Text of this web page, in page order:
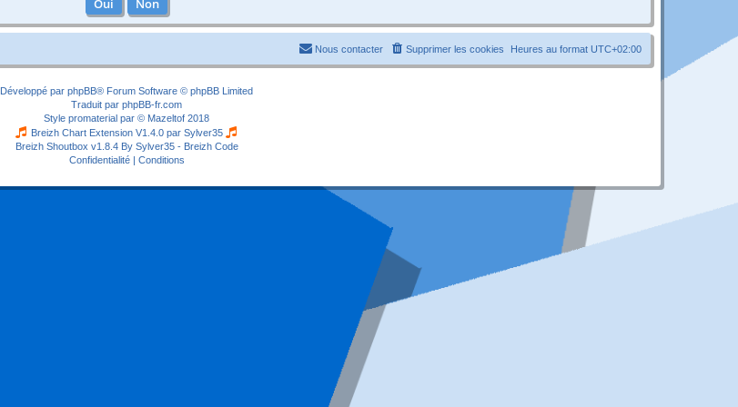
Heures au format UTC+02:00
Supprimer les cookies
Nous contacter
Développé par phpBB® Forum Software © phpBB Limited
Traduit par phpBB-fr.com
Style promaterial par © Mazeltof 2018
Breizh Chart Extension V1.4.0 par Sylver35
Breizh Shoutbox v1.8.4 By Sylver35 - Breizh Code
Confidentialité| Conditions